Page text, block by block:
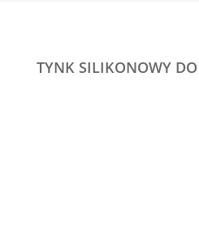
TYNK SILIKONOWY